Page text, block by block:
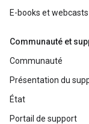
E-books et webcasts
Communauté et
Communauté
Présentation du
État
Portail de support